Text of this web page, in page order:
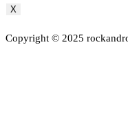
X
Copyright © 2025